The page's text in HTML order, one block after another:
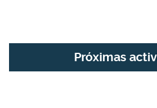
Próximas